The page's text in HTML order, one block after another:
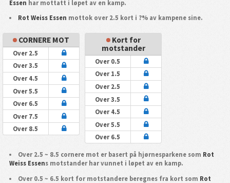
Essen har mottatt i løpet av en kamp.
Rot Weiss Essen mottok over 2.5 kort i ?% av kampene sine.
CORNERE MOT
Over 2.5
Over 3.5
Over 4.5
Over 5.5
Over 6.5
Over 7.5
Over 8.5
Kort for
motstander
Over 0.5
Over 1.5
Over 2.5
Over 3.5
Over 4.5
Over 5.5
Over 6.5
Over 2.5 ~ 8.5 cornere mot er basert på hjørnesparkene som Rot
Weiss Essens motstander har vunnet i løpet av en kamp.
Over 0.5 ~ 6.5 kort for motstandere beregnes fra kort som Rot